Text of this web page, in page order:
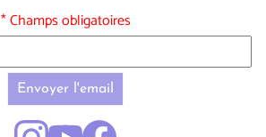
* Champs obligatoires
Envoyer l'email